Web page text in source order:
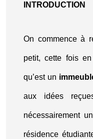
INTRODUCTION
On commence à
petit, cette fois
qu’est un
aux idées
nécessairement
résidence